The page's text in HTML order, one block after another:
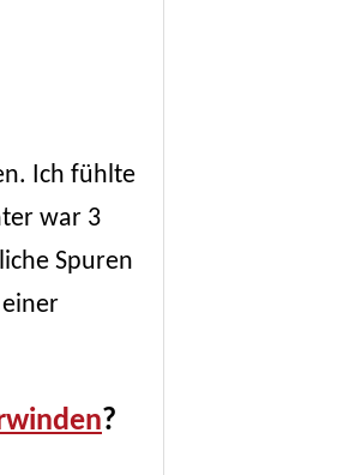
Ich fühlte
war 3
Spuren
?